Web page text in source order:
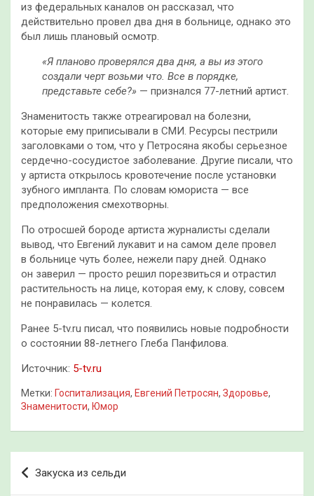
из федеральных каналов он рассказал, что
действительно провел два дня в больнице, однако это
был лишь плановый осмотр.
«Я планово проверялся два дня, а вы из этого
создали черт возьми что. Все в порядке,
представьте себе?» — признался 77-летний артист.
Знаменитость также отреагировал на болезни,
которые ему приписывали в СМИ. Ресурсы пестрили
заголовками о том, что у Петросяна якобы серьезное
сердечно-сосудистое заболевание. Другие писали, что
у артиста открылось кровотечение после установки
зубного импланта. По словам юмориста — все
предположения смехотворны.
По отросшей бороде артиста журналисты сделали
вывод, что Евгений лукавит и на самом деле провел
в больнице чуть более, нежели пару дней. Однако
он заверил — просто решил порезвиться и отрастил
растительность на лице, которая ему, к слову, совсем
не понравилась — колется.
Ранее 5-tv.ru писал, что появились новые подробности
о состоянии 88-летнего Глеба Панфилова.
Источник: 5-tv.ru
Метки: Госпитализация, Евгений Петросян, Здоровье,
Знаменитости, Юмор
Навигация
по
Закуска из сельди